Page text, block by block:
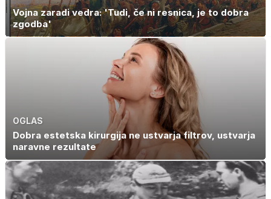
Vojna zaradi vedra: 'Tudi, če ni resnica, je to dobra
zgodba'
OGLAS
Dobra estetska kirurgija ne ustvarja filtrov, ustvarja
naravne rezultate